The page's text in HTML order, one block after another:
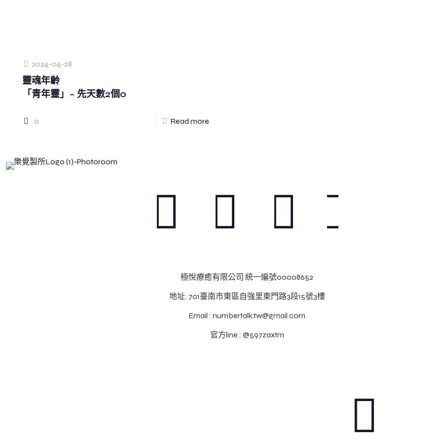
2024-04-28
靈魂年齡
「青年靈」– 先天數2個0
0 Read more
極悅療癒有限公司 統一編號00008652
地址: 701臺南市東區自強里東門路3段15號3樓
Email : numbertalk.tw@gmail.com
官方line : @597zaxtm